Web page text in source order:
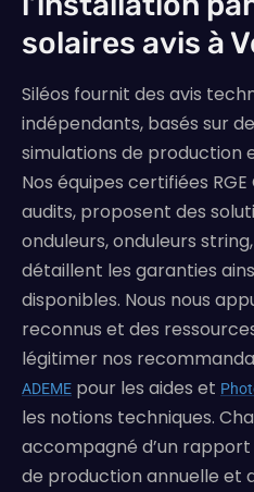
solaires avis à
Siléos fournit des avis
indépendants, basés sur
simulations de production
Nos équipes certifiées
audits, proposent des
onduleurs, onduleurs
détaillent les garanties
disponibles. Nous nous
reconnus et des
légitimer nos
ADEME pour les aides et
les notions techniques.
accompagné d’un
de production annuelle et